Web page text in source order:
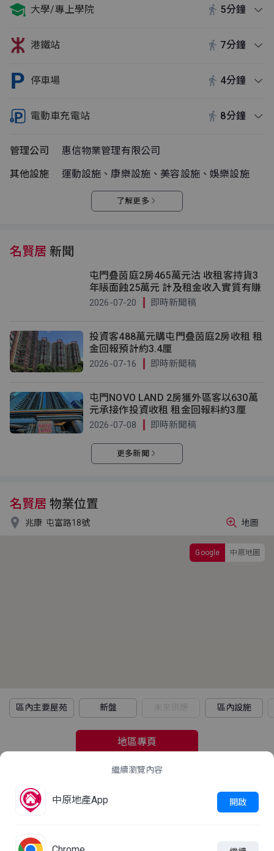
大學/專上學院 5分鐘
港鐵站 7分鐘
停車場 4分鐘
電動車充電站 8分鐘
管理公司
惠信物業管理有限公司
其他設施
運動設施、康樂設施、美容設施、娛樂設施
了解更多
名賢居 新聞
屯門叠茵庭2房465萬元沽 收租客持貨3
年賬面蝕25萬元 計及租金收入實質有賺
2026-07-20 即時新聞稿
投資客488萬元購屯門叠茵庭2房收租 租
金回報預計約3.4厘
2026-07-16 即時新聞稿
屯門NOVO LAND 2房獲外區客以630萬
元承接作投資收租 租金回報料約3厘
2026-07-08 即時新聞稿
更多新聞
名賢居 物業位置
 兆康 屯富路18號
Google 中原地圖
地圖
區內主要屋苑 新盤 區內設施
地區專頁
2021年人口普查
這屋苑平均家庭住戶每月收入是多少？
立即查看
繼續瀏覽內容
中原地產App 開啟